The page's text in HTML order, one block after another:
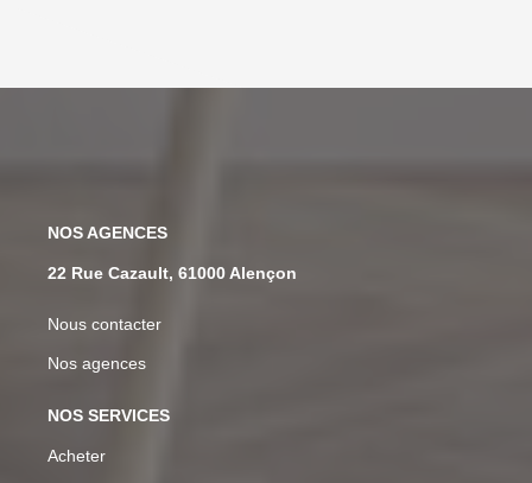
NOS AGENCES
22 Rue Cazault, 61000 Alençon
Nous contacter
Nos agences
NOS SERVICES
Acheter